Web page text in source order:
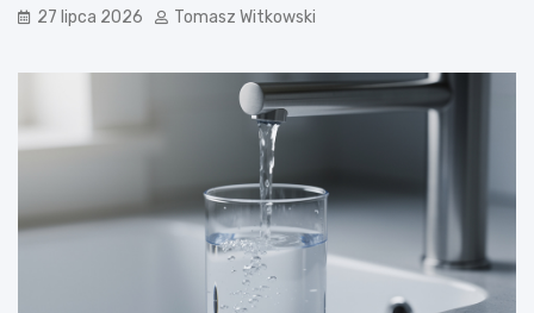
27 lipca 2026 Tomasz Witkowski